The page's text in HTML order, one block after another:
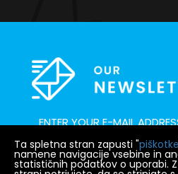
Ta spletna stran zapusti "piškotke
namene navigacije vsebine in
statističnih podatkov o uporabi.